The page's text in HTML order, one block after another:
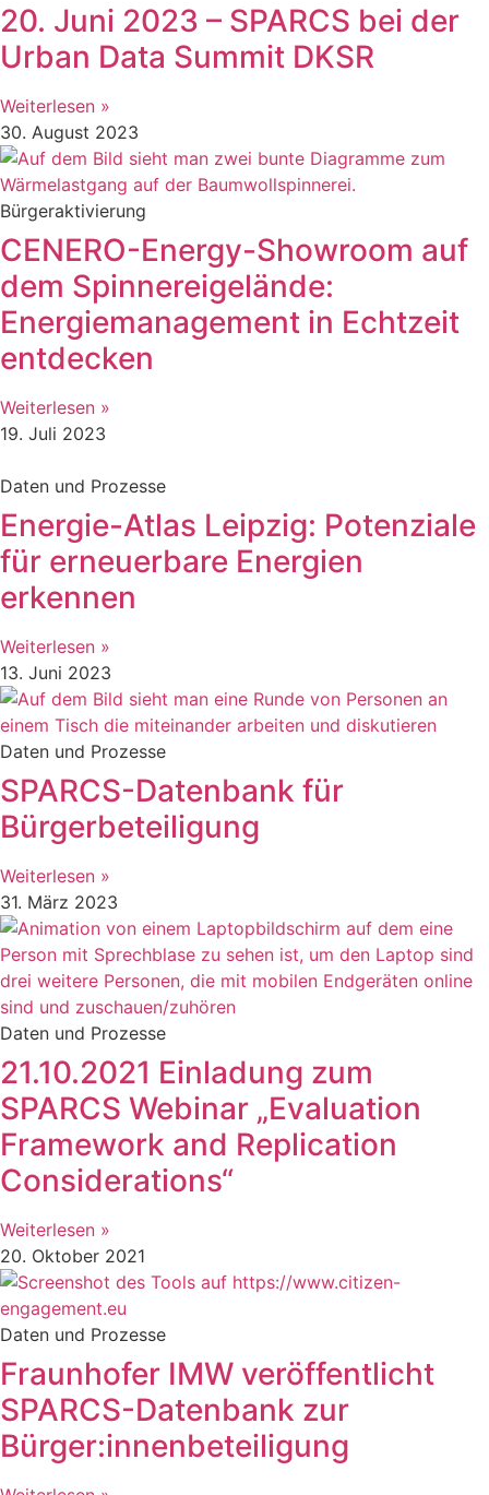
20. Juni 2023 – SPARCS bei der
Urban Data Summit DKSR
Weiterlesen »
30. August 2023
Bürgeraktivierung
CENERO-Energy-Showroom auf
dem Spinnereigelände:
Energiemanagement in Echtzeit
entdecken
Weiterlesen »
19. Juli 2023
Daten und Prozesse
Energie-Atlas Leipzig: Potenziale
für erneuerbare Energien
erkennen
Weiterlesen »
13. Juni 2023
Daten und Prozesse
SPARCS-Datenbank für
Bürgerbeteiligung
Weiterlesen »
31. März 2023
Daten und Prozesse
21.10.2021 Einladung zum
SPARCS Webinar „Evaluation
Framework and Replication
Considerations“
Weiterlesen »
20. Oktober 2021
Daten und Prozesse
Fraunhofer IMW veröffentlicht
SPARCS-Datenbank zur
Bürger:innenbeteiligung